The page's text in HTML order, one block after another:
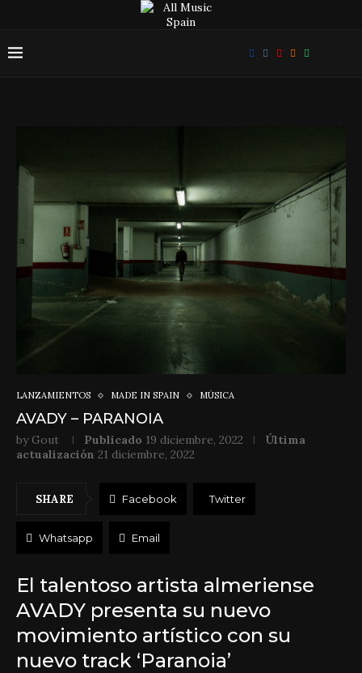
LANZAMIENTOS MADE IN SPAIN MÚSICA
AVADY – PARANOIA
by Gout Publicado 19 diciembre, 2022
Última
actualización 21 diciembre, 2022
SHARE Facebook Twitter
Whatsapp Email
El talentoso artista almeriense
AVADY presenta su nuevo
movimiento artístico con su
nuevo track ‘Paranoia’